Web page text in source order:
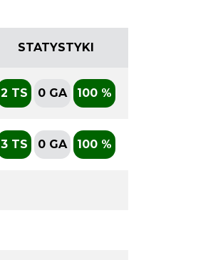
STATYSTYKI
2 TS 0 GA 100 %
3 TS 0 GA 100 %